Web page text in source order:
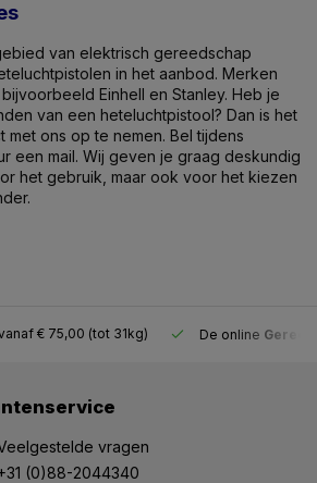
van elektrisch gereedschap
in het aanbod. Merken
Einhell en Stanley. Heb je
van een heteluchtpistool? Dan is het
met ons op te nemen. Bel tijdens
een mail. Wij geven je graag deskundig
het gebruik, maar ook voor het kiezen
€ 75,00 (tot 31kg) De online
vragen
(0)88-2044340